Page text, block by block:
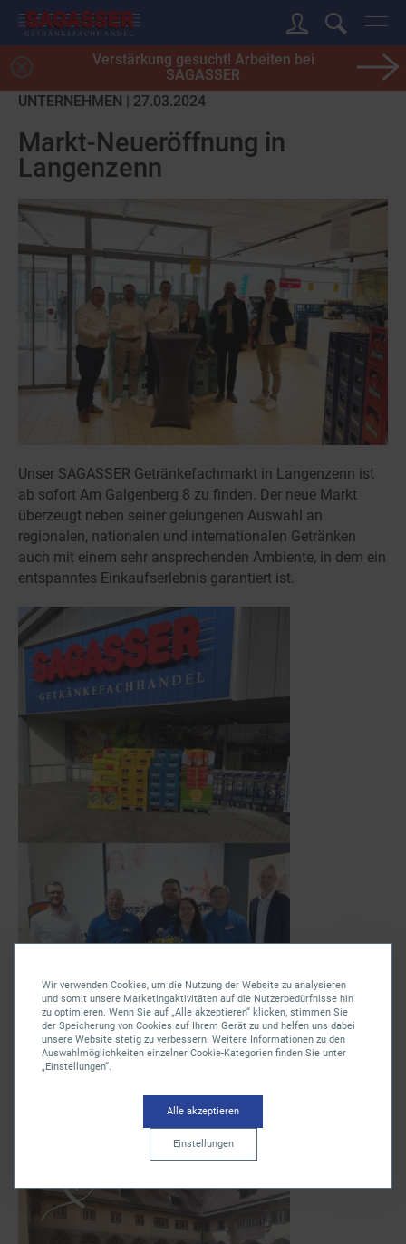
Verstärkung gesucht! Arbeiten bei
SAGASSER
UNTERNEHMEN | 27.03.2024
Markt-Neueröffnung in
Langenzenn
Unser SAGASSER Getränkefachmarkt in Langenzenn ist
ab sofort Am Galgenberg 8 zu finden. Der neue Markt
überzeugt neben seiner gelungenen Auswahl an
regionalen, nationalen und internationalen Getränken
auch mit einem sehr ansprechenden Ambiente, in dem ein
entspanntes Einkaufserlebnis garantiert ist.
Wir verwenden Cookies, um die Nutzung der Website zu analysieren
und somit unsere Marketingaktivitäten auf die Nutzerbedürfnisse hin
zu optimieren. Wenn Sie auf „Alle akzeptieren“ klicken, stimmen Sie
der Speicherung von Cookies auf Ihrem Gerät zu und helfen uns dabei
unsere Website stetig zu verbessern. Weitere Informationen zu den
Auswahlmöglichkeiten einzelner Cookie-Kategorien finden Sie unter
„Einstellungen“.
Einstellungen
Alle akzeptieren